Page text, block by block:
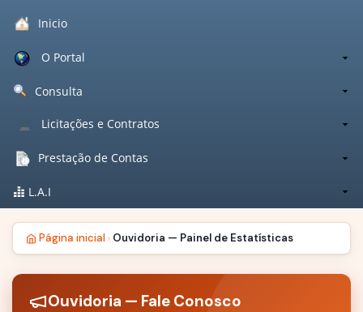
Inicio
O Portal
Consulta
Licitações e Contratos
Prestação de Contas
L.A.I
Página inicial Ouvidoria — Painel de Estatísticas
Ouvidoria — Fale Conosco